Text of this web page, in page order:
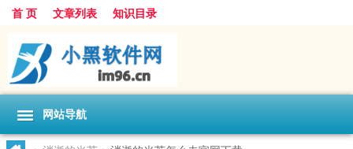
首 页 文章列表 知识目录
网站导航